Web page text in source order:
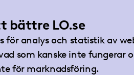
bättre LO.se
för analys och statistik av
som kanske inte fungerar
för marknadsföring.